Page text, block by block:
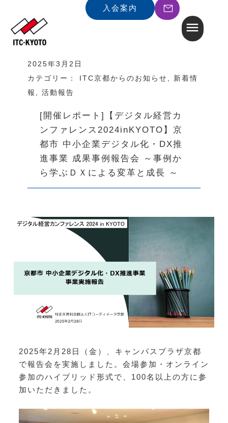
入会案内
2025年3月2日
カテゴリー：
ITC京都からのお知らせ , 新着情
報 , 活動報告
[開催レポート]【デジタル経営カ
ンファレンス2024inKYOTO】京
都市 中小企業デジタル化・DX推
進事業 成果事例報告会 ～事例か
ら学ぶＤＸによる変革と成長 ～
2025年2月28日（金）、キャンパスプラザ京都
で報告会を実施しました。会場参加・オンライン
参加のハイブリッド形式で、100名以上の方に参
加いただきました。